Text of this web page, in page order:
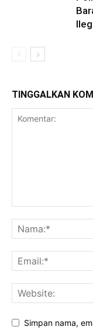
TINGGALKAN
Simpan nama,